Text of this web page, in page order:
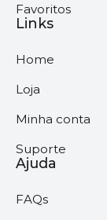
Favoritos
Links
Home
Loja
Minha conta
Suporte
Ajuda
FAQs